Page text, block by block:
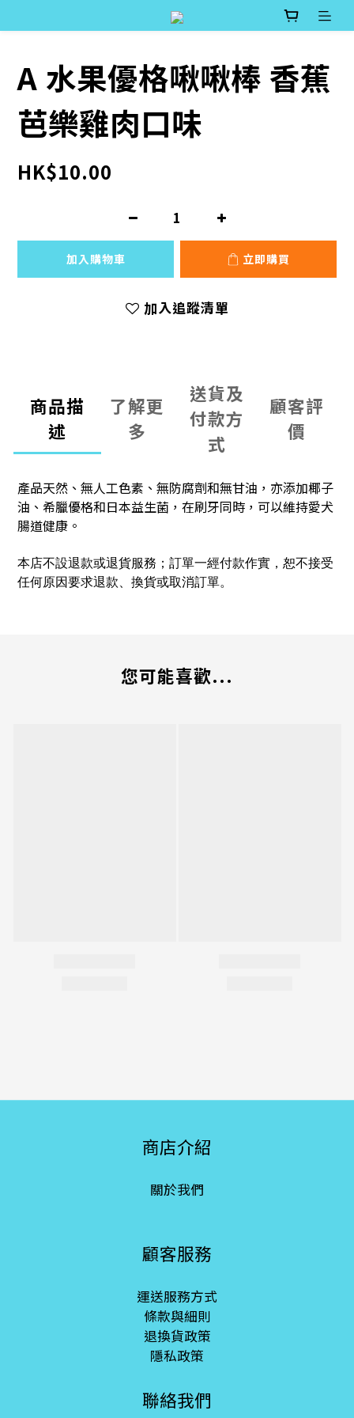
A 水果優格啾啾棒 香蕉
芭樂雞肉口味
HK$10.00
加入購物車 立即購買
加入追蹤清單
商品描
述
了解更
多
送貨及
付款方
式
顧客評
價
產品天然、 無人工色素、無防腐劑和無甘油，亦添加椰子
油、希臘優格和日本益生菌，在刷牙同時， 可以維持愛犬
腸道健康。
本店不設退款或退貨服務；訂單一經付款作實，恕不接受
任何原因要求退款、換貨或取消訂單。
您可能喜歡...
商店介紹
關於我們
顧客服務
運送服務方式
條款與細則
退換貨政策
隱私政策
聯絡我們